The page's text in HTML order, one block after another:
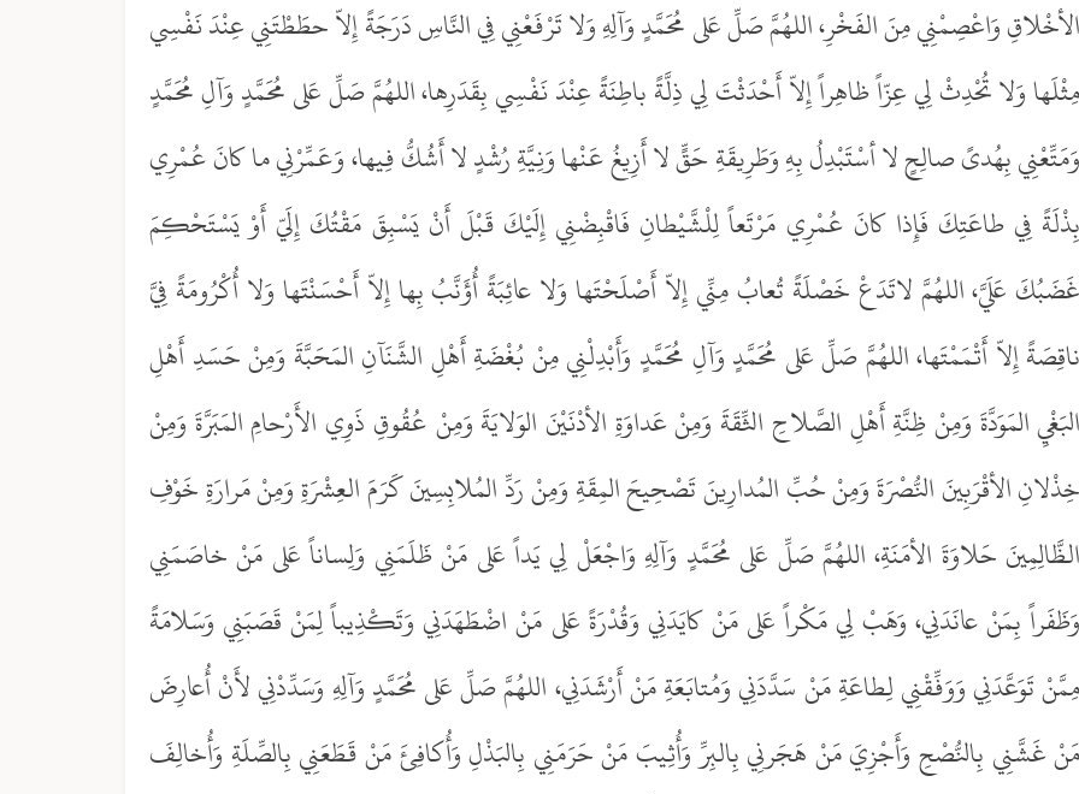
الأخْلاقِ وَاعْصِمْنِي مِنَ الفَخْرِ، اللهُمَّ صَلِّ عَلى مُحَمَّدٍ وَآلِهِ وَلا تَرْفَعْنِي فِي النَّاسِ دَرَجَةً إِلاّ حطَطْتَنِي عِنْدَ نَفْسِي
مِثْلَها وَلا تُحْدِثْ لِي عِزّاً ظاهِراً إِلاّ أَحْدَثْتَ لِي ذِلَّةً باطِنَةً عِنْدَ نَفْسِي بِقَدَرِها، اللهُمَّ صَلِّ عَلى مُحَمَّدٍ وَآلِ مُحَمَّدٍ
وَمَتِّعْنِي بِهُدىً صالِحٍ لا أسْتَبْدِلُ بِهِ وَطَرِيقَةِ حَقٍّ لا أَزِيغُ عَنْها وَنِيَّةِ رُشْدٍ لا أَشُكُّ فِيها، وَعَمِّرْنِي ما كانَ عُمْرِي
بِذْلَةً فِي طاعَتِكَ فَإِذا كانَ عُمْرِي مَرْتَعاً لِلْشَّيْطانِ فَاقْبِضْنِي إِلَيْكَ قَبْلَ أَنْ يَسْبِقَ مَقْتُكَ إِلَيّ أَوْ يَسْتَحْكِمَ
غَضَبُكَ عَلَيَّ، اللهُمَّ لاتَدَعْ خَصْلَةً تُعابُ مِنِّي إِلاّ أَصْلَحْتَها وَلا عائِبَةً أُؤَنَّبُ بِها إِلاّ أَحْسَنْتَها وَلا أُكْرُومَةً فِيَّ
ناقِصَةً إِلاّ أَتْمَمْتَها، اللهُمَّ صَلِّ عَلى مُحَمَّدٍ وَآلِ مُحَمَّدٍ وَأَبْدِلْنِي مِنْ بُغْضَةِ أَهْلِ الشَّنَآنِ المَحَبَّةَ وَمِنْ حَسَدِ أَهْلِ
البَغْيِ المَوَدَّةَ وَمِنْ ظِنَّةِ أَهْلِ الصَّلاحِ الثِّقَةَ وَمِنْ عَداوَةِ الأدْنَيْنَ الوَلايَةَ وَمِنْ عُقُوقِ ذَوِي الأَرْحامِ المَبَرَّةَ وَمِنْ
خِذْلانِ الأقْرَبِينَ النُّصْرَةَ وَمِنْ حُبِّ المُدارِينَ تَصْحِيحَ المِقَةِ وَمِنْ رَدِّ المُلابِسِينَ كَرَمَ العِشْرَةِ وَمِنْ مَرارَةِ خَوْفِ
الظَّالِمِينَ حَلاوَةَ الأمَنَةِ، اللهُمَّ صَلِّ عَلى مُحَمَّدٍ وَآلِهِ وَاجْعَلْ لِي يَداً عَلى مَنْ ظَلَمَنِي وَلِساناً عَلى مَنْ خاصَمَنِي
وَظَفَراً بِمَنْ عانَدَنِي، وَهَبْ لِي مَكْراً عَلى مَنْ كايَدَنِي وَقُدْرَةً عَلى مَنْ اضْطَهَدَنِي وَتَكْذِيباً لِمَنْ قَصَبَنِي وَسَلامَةً
مِمَّنْ تَوَعَّدَنِي وَوَفِّقْنِي لِطاعَةِ مَنْ سَدَّدَنِي وَمُتابَعَةِ مَنْ أَرْشَدَنِي، اللهُمَّ صَلِّ عَلى مُحَمَّدٍ وَآلِهِ وَسَدِّدْنِي لأَنْ أُعارِضَ
مَنْ غَشَّنِي بِالنُّصْحِ وَأَجْزِيَ مَنْ هَجَرنِي بِالبِرِّ وَأُثِيبَ مَنْ حَرَمَنِي بِالبَذْلِ وَأُكافِئَ مَنْ قَطَعَنِي بِالصِّلَةِ وَأُخالِفَ